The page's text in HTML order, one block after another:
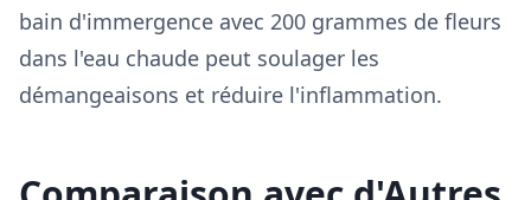
bain d'immergence avec 200 grammes de fleurs
dans l'eau chaude peut soulager les
démangeaisons et réduire l'inflammation.